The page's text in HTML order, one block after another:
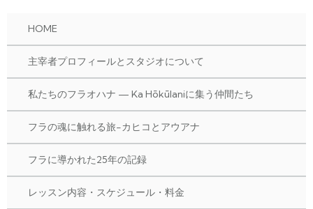
k
HOME
主宰者プロフィールとスタジオについて
私たちのフラオハナ — Ka Hōkūlaniに集う仲間たち
フラの魂に触れる旅-カヒコとアウアナ
フラに導かれた25年の記録
レッスン内容・スケジュール・料金